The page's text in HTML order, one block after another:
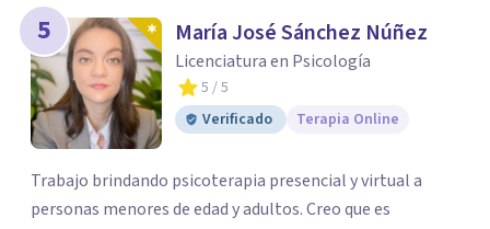
5 María José Sánchez Núñez
Licenciatura en Psicología
5 / 5
Verificado
Terapia Online
Trabajo brindando psicoterapia presencial y virtual a
personas menores de edad y adultos. Creo que es